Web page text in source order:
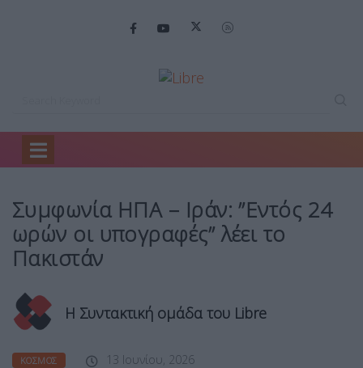
Home
Συμφωνία ΗΠΑ – Ιράν: ”Εντός 24
ωρών οι υπογραφές” λέει το
Πακιστάν
Η Συντακτική ομάδα του Libre
ΚΌΣΜΟΣ 13 Ιουνίου, 2026